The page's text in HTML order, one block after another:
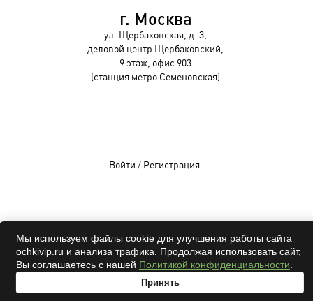
г. Москва
ул. Щербаковская, д. 3,
деловой центр Щербаковский,
9 этаж, офис 903
(станция метро Семеновская)
Войти / Регистрация
OCHKIVIP 2009-2026©
Все права защищены
Мы используем файлы cookie для улучшения работы сайта
ochkivip.ru и анализа трафика. Продолжая использовать сайт,
Вы соглашаетесь с нашей Политикой конфиденциальности
Принять